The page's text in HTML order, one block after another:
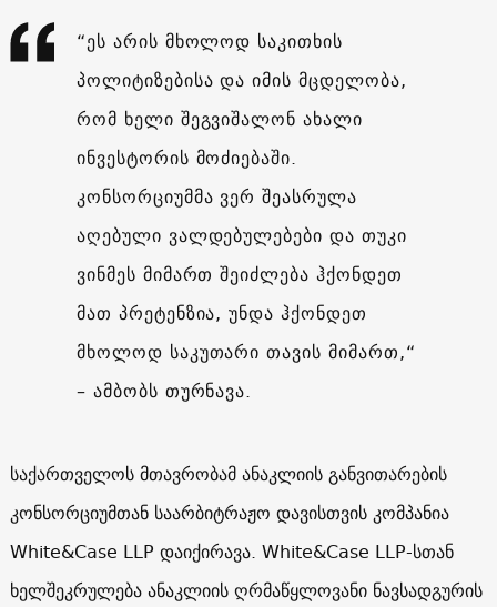
“ეს არის მხოლოდ საკითხის
პოლიტიზებისა და იმის მცდელობა,
რომ ხელი შეგვიშალონ ახალი
ინვესტორის მოძიებაში.
კონსორციუმმა ვერ შეასრულა
აღებული ვალდებულებები და თუკი
ვინმეს მიმართ შეიძლება ჰქონდეთ
მათ პრეტენზია, უნდა ჰქონდეთ
მხოლოდ საკუთარი თავის მიმართ,“
– ამბობს თურნავა.
საქართველოს მთავრობამ ანაკლიის განვითარების
კონსორციუმთან საარბიტრაჟო დავისთვის კომპანია
White&Case LLP დაიქირავა. White&Case LLP-სთან
ხელშეკრულება ანაკლიის ღრმაწყლოვანი ნავსადგურის